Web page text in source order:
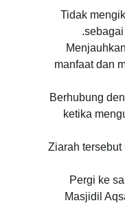
Tidak
sebagai
manfaat dan
Berhubung
ketika
Ziarah tersebut
Pergi ke
Masjidil